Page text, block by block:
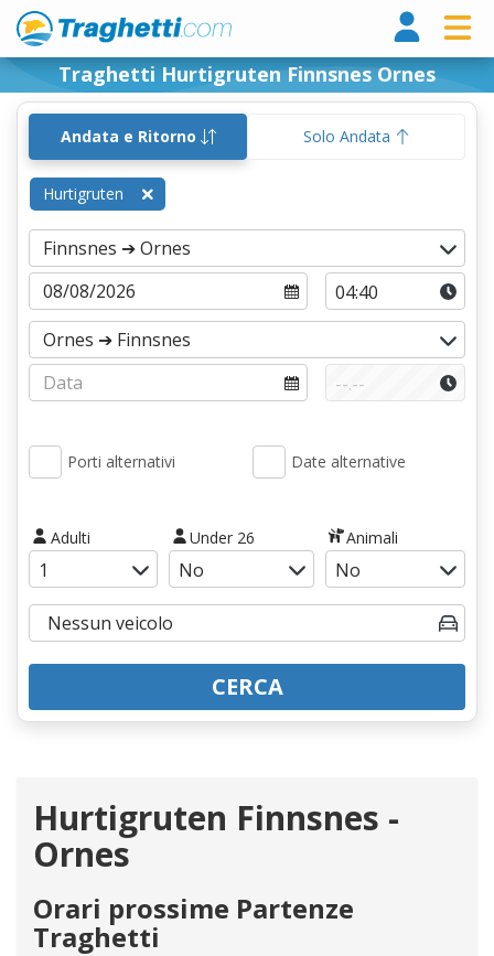
Traghetti Hurtigruten Finnsnes Ornes
Andata e Ritorno Solo Andata
Hurtigruten
Porti alternativi Date alternative
Adulti Under 26 Animali
CERCA
Hurtigruten Finnsnes -
Ornes
Orari prossime Partenze
Traghetti